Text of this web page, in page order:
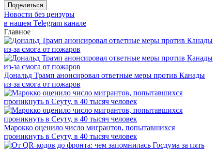
Поделиться
Новости без цензуры
в нашем Telegram канале
Главное
Дональд Трамп анонсировал ответные меры против Канады
из-за смога от пожаров
Марокко оценило число мигрантов, попытавшихся
проникнуть в Сеуту, в 40 тысяч человек